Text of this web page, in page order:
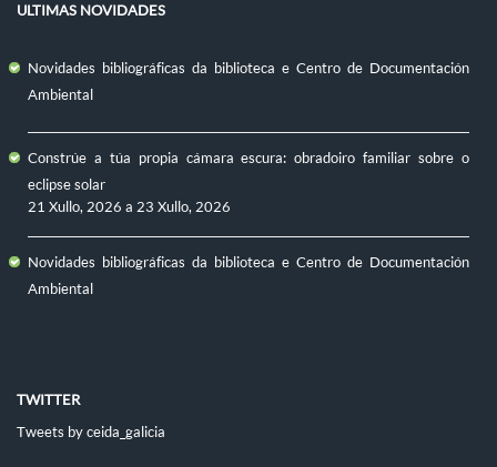
ULTIMAS NOVIDADES
Novidades bibliográficas da biblioteca e Centro de Documentación
Ambiental
Constrúe a túa propia cámara escura: obradoiro familiar sobre o
eclipse solar
21 Xullo, 2026 a 23 Xullo, 2026
Novidades bibliográficas da biblioteca e Centro de Documentación
Ambiental
TWITTER
Tweets by ceida_galicia